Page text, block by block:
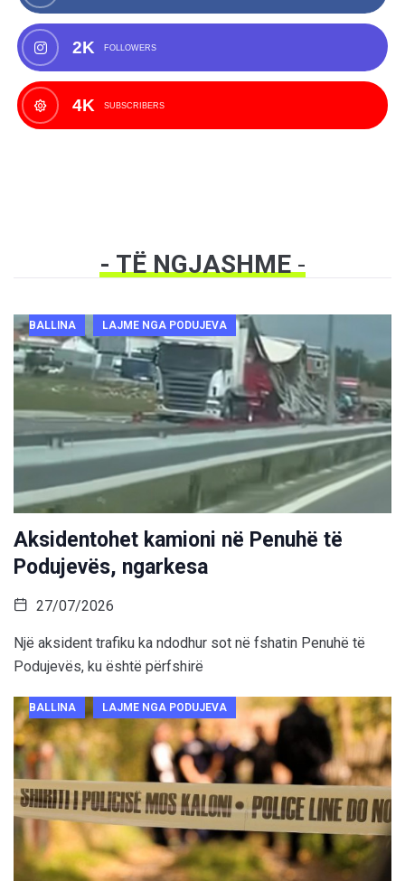
2K FOLLOWERS
4K SUBSCRIBERS
- TË NGJASHME-
BALLINA LAJME NGA PODUJEVA
Aksidentohet kamioni në Penuhë të
Podujevës, ngarkesa
27/07/2026
Një aksident trafiku ka ndodhur sot në fshatin Penuhë të
Podujevës, ku është përfshirë
BALLINA LAJME NGA PODUJEVA